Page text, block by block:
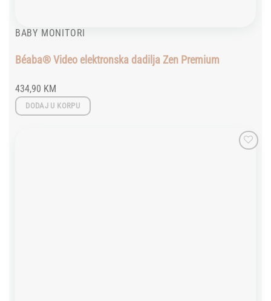
BABY MONITORI
Béaba® Video elektronska dadilja Zen Premium
434,90 KM
DODAJ U KORPU